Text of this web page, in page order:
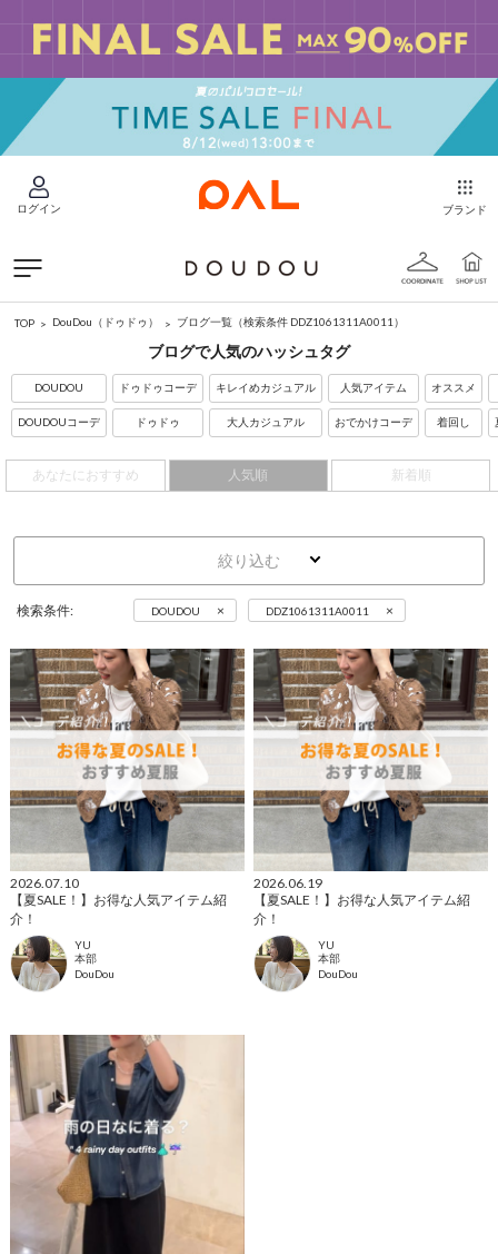
ログイン ブランド
TOP DouDou（ドゥドゥ） ブログ一覧 （検索条件 DDZ1061311A0011）
ブログで人気のハッシュタグ
DOUDOU
DOUDOUコーデ
ドゥドゥコーデ
ドゥドゥ
キレイめカジュアル
大人カジュアル
人気アイテム
おでかけコーデ
オススメ
着回し
あなたにおすすめ 人気順 新着順
絞り込む
検索条件: DOUDOU × DDZ1061311A0011 ×
2026.07.10
【夏SALE！】お得な人気アイテム紹
介！
YU
本部
DouDou
2026.06.19
【夏SALE！】お得な人気アイテム紹
介！
YU
本部
DouDou